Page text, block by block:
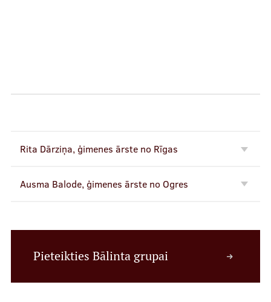
Rita Dārziņa, ģimenes ārste no Rīgas
Ausma Balode, ģimenes ārste no Ogres
Pieteikties Bālinta grupai